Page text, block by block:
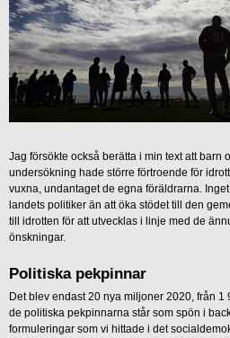
Jag försökte också berätta i min text att barn
undersökning hade större förtroende för
vuxna, undantaget de egna föräldrarna.
landets politiker än att öka stödet till den
till idrotten för att utvecklas i linje med de
önskningar.
Politiska pekpinnar
Det blev endast 20 nya miljoner 2020, från 1
de politiska pekpinnarna står som spön i
formuleringar som vi hittade i det